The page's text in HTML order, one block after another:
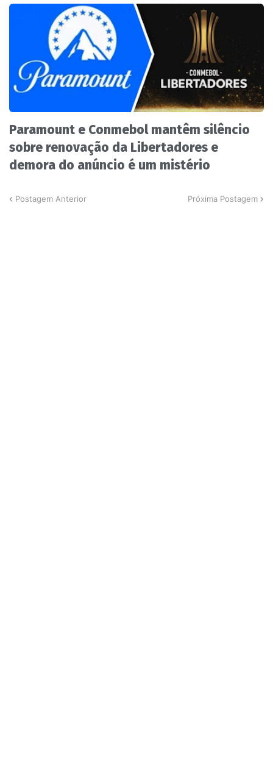
Paramount e Conmebol mantêm silêncio
sobre renovação da Libertadores e
demora do anúncio é um mistério
Postagem Anterior Próxima Postagem